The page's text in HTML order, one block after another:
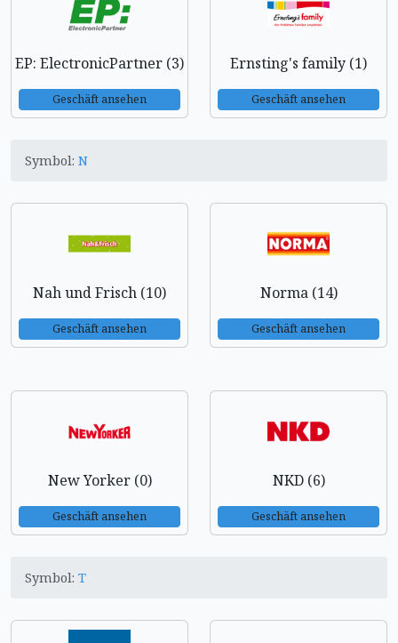
EP: ElectronicPartner (3)
Geschäft ansehen
Ernsting's family (1)
Geschäft ansehen
Symbol: N
Nah und Frisch (10)
Geschäft ansehen
Norma (14)
Geschäft ansehen
New Yorker (0)
Geschäft ansehen
NKD (6)
Geschäft ansehen
Symbol: T